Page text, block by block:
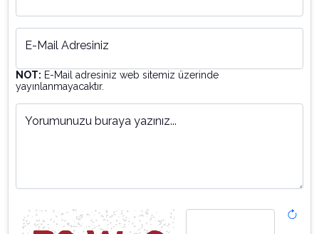
E-Mail Adresiniz
NOT: E-Mail adresiniz web sitemiz üzerinde
yayınlanmayacaktır.
Yorumunuzu buraya yazınız...